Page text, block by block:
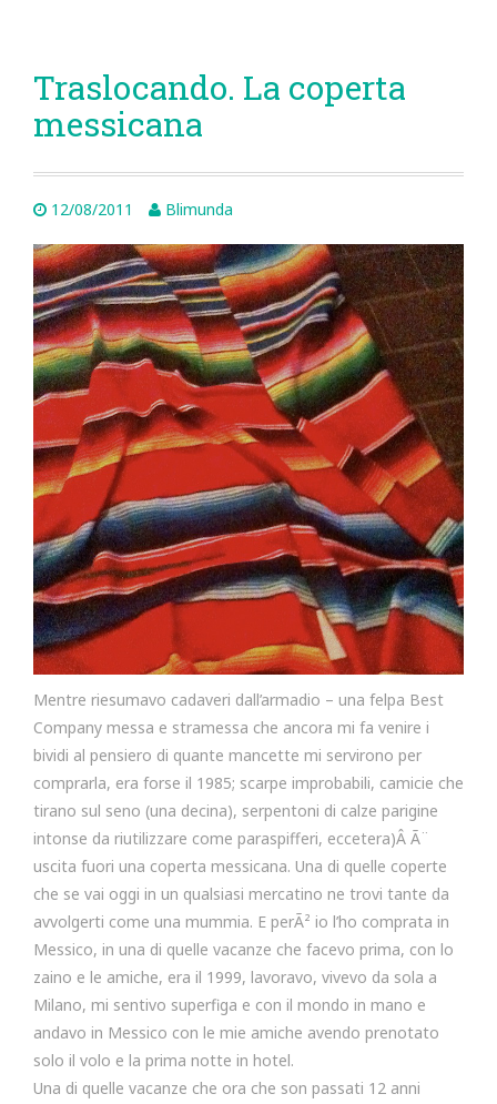
Traslocando. La coperta
messicana
12/08/2011 Blimunda
Mentre riesumavo cadaveri dall’armadio – una felpa Best
Company messa e stramessa che ancora mi fa venire i
bividi al pensiero di quante mancette mi servirono per
comprarla, era forse il 1985; scarpe improbabili, camicie che
tirano sul seno (una decina), serpentoni di calze parigine
intonse da riutilizzare come paraspifferi, eccetera)Â Ã¨
uscita fuori una coperta messicana. Una di quelle coperte
che se vai oggi in un qualsiasi mercatino ne trovi tante da
avvolgerti come una mummia. E perÃ² io l’ho comprata in
Messico, in una di quelle vacanze che facevo prima, con lo
zaino e le amiche, era il 1999, lavoravo, vivevo da sola a
Milano, mi sentivo superfiga e con il mondo in mano e
andavo in Messico con le mie amiche avendo prenotato
solo il volo e la prima notte in hotel.
Una di quelle vacanze che ora che son passati 12 anni